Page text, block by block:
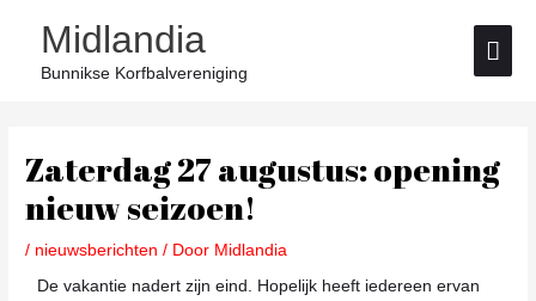
Midlandia
Bunnikse Korfbalvereniging
Zaterdag 27 augustus: opening
nieuw seizoen!
/ nieuwsberichten / Door Midlandia
De vakantie nadert zijn eind. Hopelijk heeft iedereen ervan